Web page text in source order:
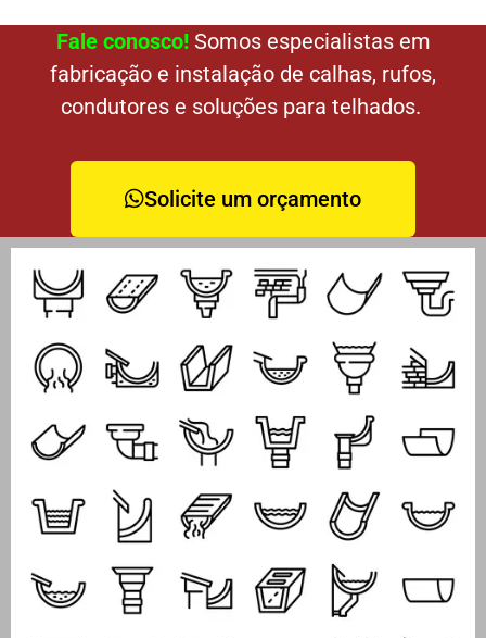
Fale conosco! Somos especialistas em
fabricação e instalação de calhas, rufos,
condutores e soluções para telhados.
Solicite um orçamento